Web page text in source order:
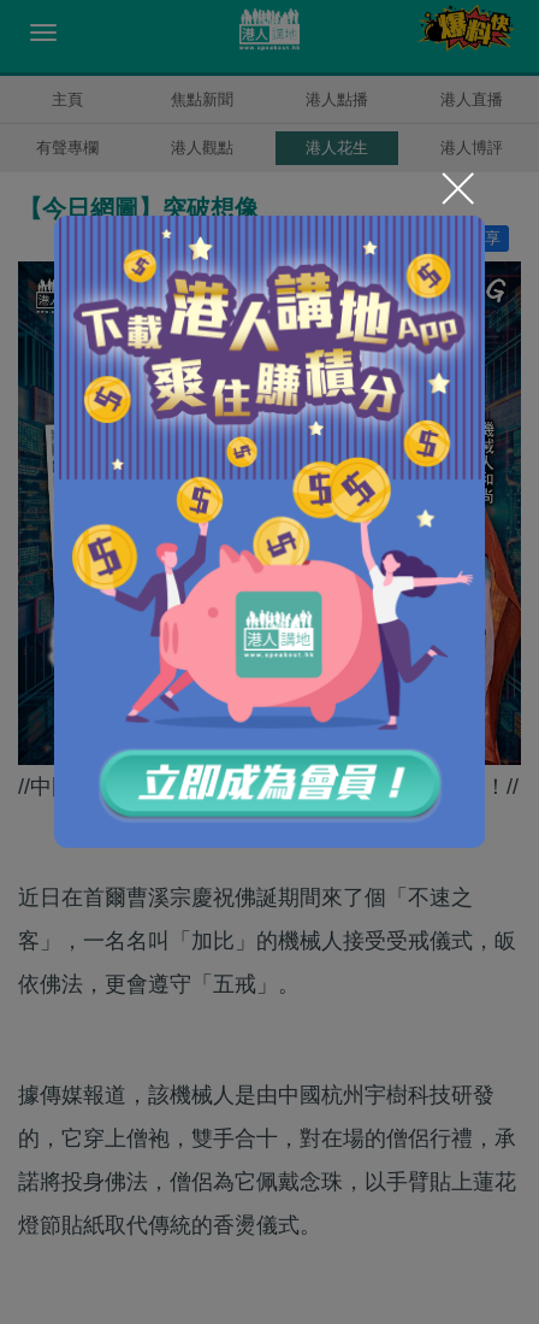
主頁 焦點新聞 港人點播 港人直播
有聲專欄 港人觀點 港人花生 港人博評
【今日網圖】突破想像
分享
讚好
//中國出品的機械人乜都做到，連出家都難佢唔到！//
近日在首爾曹溪宗慶祝佛誕期間來了個「不速之
客」，一名名叫「加比」的機械人接受受戒儀式，皈
依佛法，更會遵守「五戒」。
據傳媒報道，該機械人是由中國杭州宇樹科技研發
的，它穿上僧袍，雙手合十，對在場的僧侶行禮，承
諾將投身佛法，僧侶為它佩戴念珠，以手臂貼上蓮花
燈節貼紙取代傳統的香燙儀式。